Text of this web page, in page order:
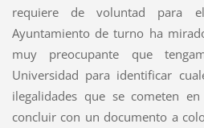
requiere de voluntad para
Ayuntamiento de turno ha
muy preocupante que
Universidad para identificar
ilegalidades que se cometen
concluir con un documento a